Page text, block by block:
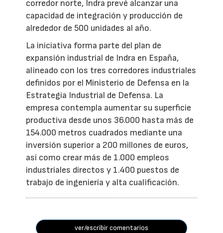
corredor norte, Indra prevé alcanzar una
capacidad de integración y producción de
alrededor de 500 unidades al año.
La iniciativa forma parte del plan de
expansión industrial de Indra en España,
alineado con los tres corredores industriales
definidos por el Ministerio de Defensa en la
Estrategia Industrial de Defensa. La
empresa contempla aumentar su superficie
productiva desde unos 36.000 hasta más de
154.000 metros cuadrados mediante una
inversión superior a 200 millones de euros,
así como crear más de 1.000 empleos
industriales directos y 1.400 puestos de
trabajo de ingeniería y alta cualificación.
ver/escribir comentarios